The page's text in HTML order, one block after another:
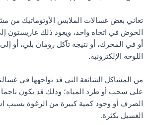
تعاني بعض غسالات الملابس الأوتوماتيك من
الحوض في اتجاه واحد، ويعود ذلك غاريستون
أو في المحرك، أو نتيجة تآكل رومان بلي، أو
اللوحة الإلكترونية.
من المشاكل الشائعة التي قد تواجهها في
على سحب أو طرد المياه؛ وذلك قد يكون
الصرف أو وجود كمية كبيرة من الرغوة
الغسيل بكثرة.